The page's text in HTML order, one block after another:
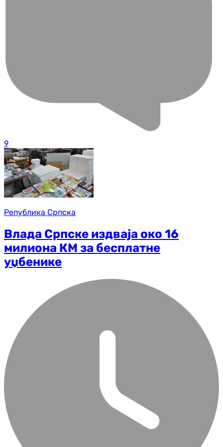
9
Република Српска
Влада Српске издваја око 16
милиона КМ за бесплатне
уџбенике